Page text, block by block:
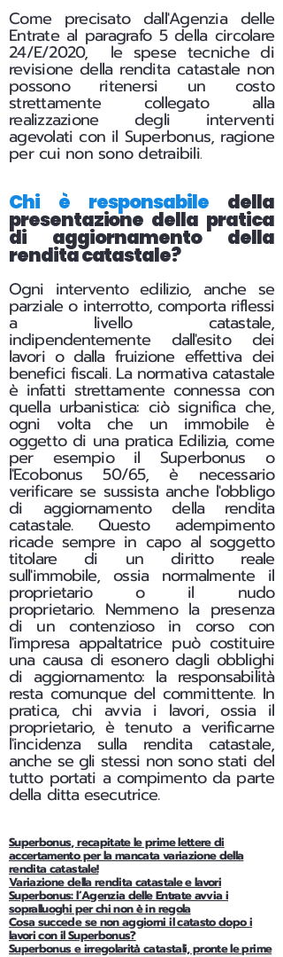
Come precisato dall'Agenzia delle
Entrate al paragrafo 5 della circolare
24/E/2020, le spese tecniche di
revisione della rendita catastale non
possono ritenersi un costo
strettamente collegato alla
realizzazione degli interventi
agevolati con il Superbonus, ragione
per cui non sono detraibili.
Chi è responsabiledella
presentazione della pratica
di aggiornamento della
rendita catastale?
Ogni intervento edilizio, anche se
parziale o interrotto, comporta riflessi
a livello catastale,
indipendentemente dall'esito dei
lavori o dalla fruizione effettiva dei
benefici fiscali. La normativa catastale
è infatti strettamente connessa con
quella urbanistica: ciò significa che,
ogni volta che un immobile è
oggetto di una pratica Edilizia, come
per esempio il Superbonus o
l'Ecobonus 50/65, è necessario
verificare se sussista anche l'obbligo
di aggiornamento della rendita
catastale. Questo adempimento
ricade sempre in capo al soggetto
titolare di un diritto reale
sull'immobile, ossia normalmente il
proprietario o il nudo
proprietario. Nemmeno la presenza
di un contenzioso in corso con
l'impresa appaltatrice può costituire
una causa di esonero dagli obblighi
di aggiornamento: la responsabilità
resta comunque del committente. In
pratica, chi avvia i lavori, ossia il
proprietario, è tenuto a verificarne
l'incidenza sulla rendita catastale,
anche se gli stessi non sono stati del
tutto portati a compimento da parte
della ditta esecutrice.
Superbonus, recapitate le prime lettere di
accertamento per la mancata variazione della
rendita catastale!
Variazione della rendita catastale e lavori
Superbonus: l’Agenzia delle Entrate avvia i
sopralluoghi per chi non è in regola
Cosa succede se non aggiorni il catasto dopo i
lavori con il Superbonus?
Superbonus e irregolarità catastali, pronte le prime